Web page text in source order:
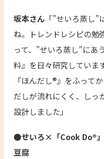
坂本さん 「”せいろ蒸し
ね。トレンドレシピの勉
って、”せいろ蒸し”にあ
料』を日々研究していま
『ほんだし®︎』をふって
だしが流れにくく、しっ
設計しました」
●せいろ×「Cook Do®」
豆腐